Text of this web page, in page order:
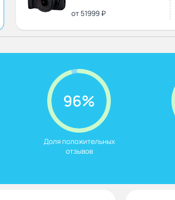
от 51999 ₽
96%
Доля положительных
отзывов